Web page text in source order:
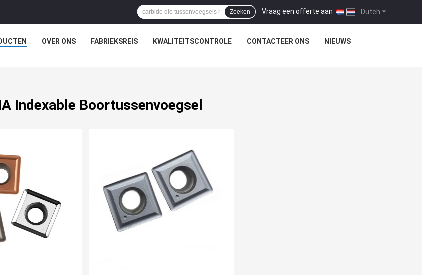
Dutch
Vraag een offerte aan |
Zoeken
OVER ONS FABRIEKSREIS KWALITEITSCONTROLE CONTACTEER ONS NIEUWS
Indexable Boortussenvoegsel